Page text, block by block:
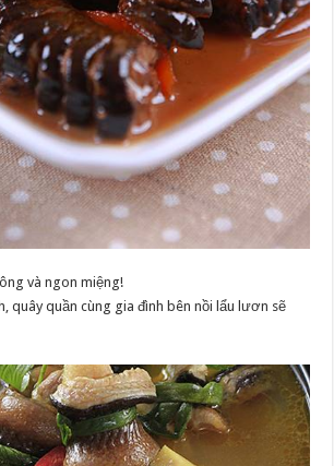
và ngon miệng!
quây quần cùng gia đình bên nồi lẩu lươn sẽ